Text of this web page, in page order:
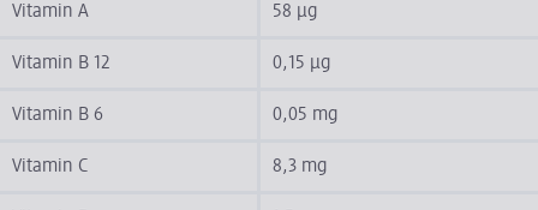
Vitamin A 58 µg
Vitamin B 12 0,15 µg
Vitamin B 6 0,05 mg
Vitamin C 8,3 mg